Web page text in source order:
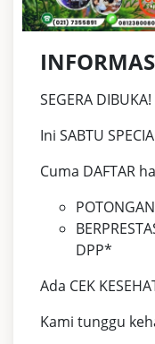
SEGERA DIBUKA!
Ini SABTU
Cuma DAFTAR
DPP*
Ada CEK
Kami tunggu